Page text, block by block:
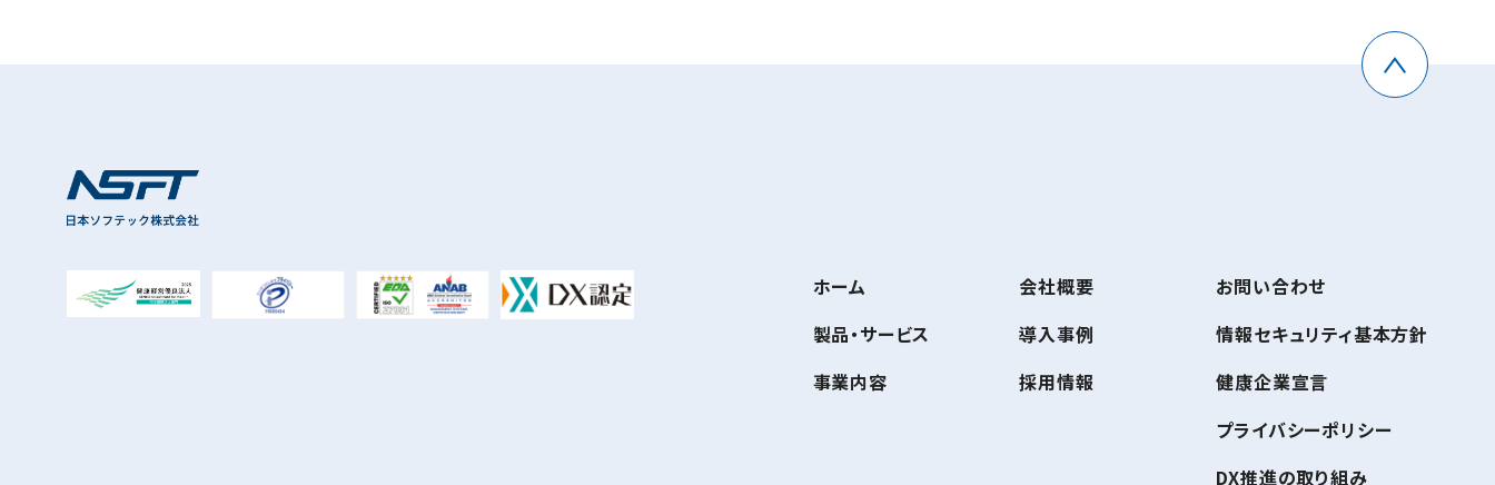
ホーム
製品・サービス
事業内容
会社概要
導入事例
採用情報
お問い合わせ
情報セキュリティ基本方針
健康企業宣言
プライバシーポリシー
DX推進の取り組み